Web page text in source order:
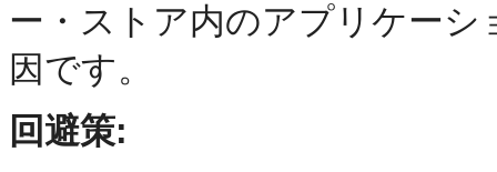
ー・ストア内のアプリケー
因です。
回避策: